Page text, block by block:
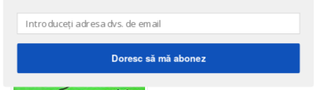
Doresc să mă abonez